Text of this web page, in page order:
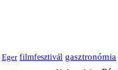
Eger filmfesztivál gasztronómia